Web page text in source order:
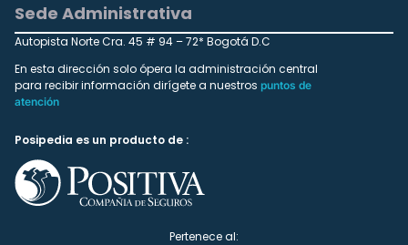
Sede Administrativa
Autopista Norte Cra. 45 # 94 – 72* Bogotá D.C
En esta dirección solo ópera la administración central
para recibir información dirígete a nuestros puntos de
atención
Posipedia es un producto de :
Pertenece al: